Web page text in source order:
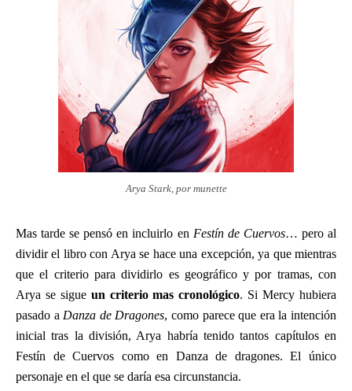
Arya Stark, por munette
Mas tarde se pensó en incluirlo en Festín de Cuervos… pero al
dividir el libro con Arya se hace una excepción, ya que mientras
que el criterio para dividirlo es geográfico y por tramas, con
Arya se sigue un criterio mas cronológico. Si Mercy hubiera
pasado a Danza de Dragones, como parece que era la intención
inicial tras la división, Arya habría tenido tantos capítulos en
Festín de Cuervos como en Danza de dragones. El único
personaje en el que se daría esa circunstancia.